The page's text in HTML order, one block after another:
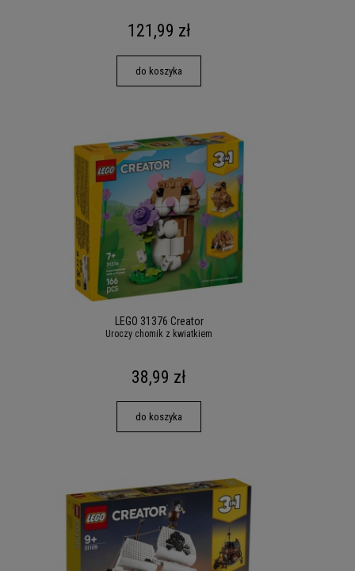
121,99 zł
do koszyka
LEGO 31376 Creator
Uroczy chomik z kwiatkiem
38,99 zł
do koszyka